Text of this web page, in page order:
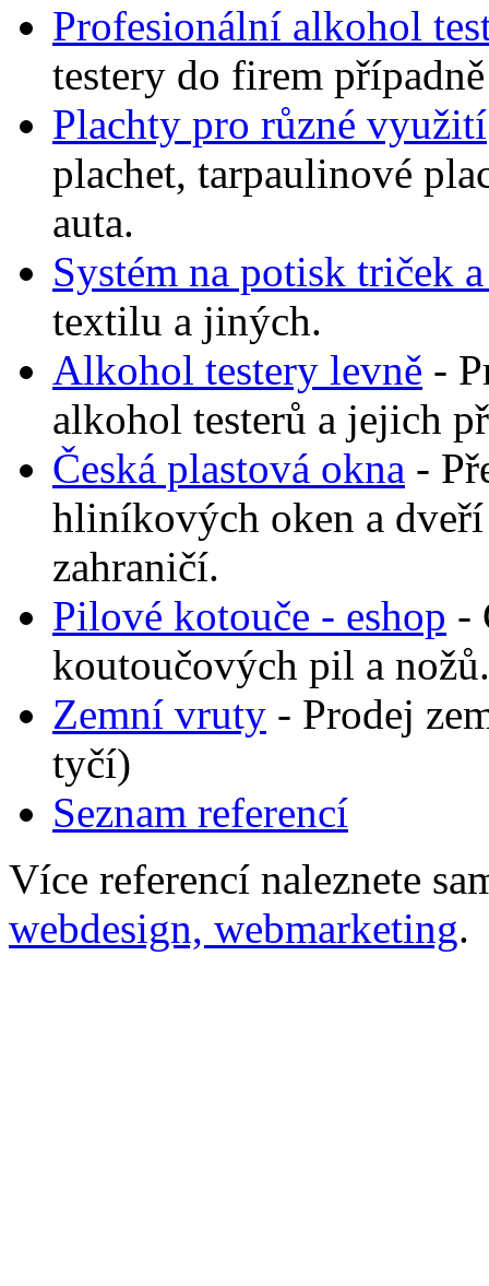
Profesionální alkohol
testery do firem
Plachty pro různé využití
plachet, tarpaulinové
auta.
Systém na potisk triček
textilu a jiných.
Alkohol testery levně -
alkohol testerů a jejich
Česká plastová okna -
hliníkových oken a
zahraničí.
Pilové kotouče - eshop -
koutoučových pil a
Zemní vruty - Prodej
tyčí)
Seznam referencí
Více referencí naleznete
webdesign, webmarketing.